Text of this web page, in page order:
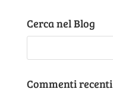
Cerca nel Blog
Commenti recenti